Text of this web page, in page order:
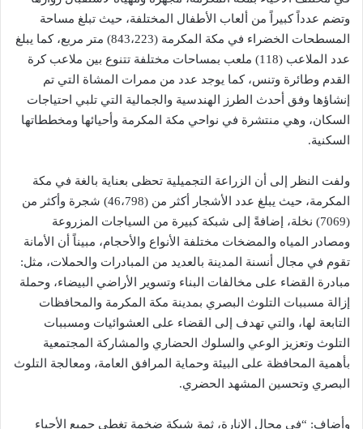
وتضم عدداً كبيراً من ألعاب الأطفال المختلفة، حيث تبلغ مساحة
المسطحات الخضراء في مكة المكرمة (843،223) متر مربع، كما يبلغ
عدد الملاعب (118) ملعب بمساحات مختلفة تتنوع بين ملاعب كرة
القدم وطائرة وتنس، كما يوجد عدد من ممرات المشاة التي تم
إنشاؤها وفق أحدث الطرز الهندسية والجمالية التي تلبي احتياجات
السكان، وهي منتشرة في نواحي مكة المكرمة وأحيائها ومخططاتها
السكنية.
ولفت النظر إلى أن الزراعة التجميلية تحظى بعناية بالغة في مكة
المكرمة، حيث يبلغ عدد الأشجار أكثر من (46،798) شجرة وأكثر من
(7069) نخلة، إضافةً إلى شبكة كبيرة من السياجات المزروعة
ومصادر المياه والمضخات مختلفة الأنواع والأحجام، مبيناً أن الأمانة
تقوم في مجال أنسنة المدينة بالعديد من المبادرات والحملات، مثل:
مبادرة القضاء على مخالفات البناء وتسوير الأراضي البيضاء، وحملة
إزالة مسببات التلوث البصري بمدينة مكة المكرمة والمحافظات
التابعة لها، والتي تهدف إلى القضاء على العشوائيات ومسببات
التلوث وتعزيز الوعي والسلوك الحضاري والمشاركة المجتمعية
بأهمية المحافظة على البيئة وحماية المرافق العامة، ومعالجة التلوث
البصري وتحسين المشهد الحضري.
وأضاف: “في مجال الإنارة، ثمة شبكة ضخمة تغطى جميع الأحياء